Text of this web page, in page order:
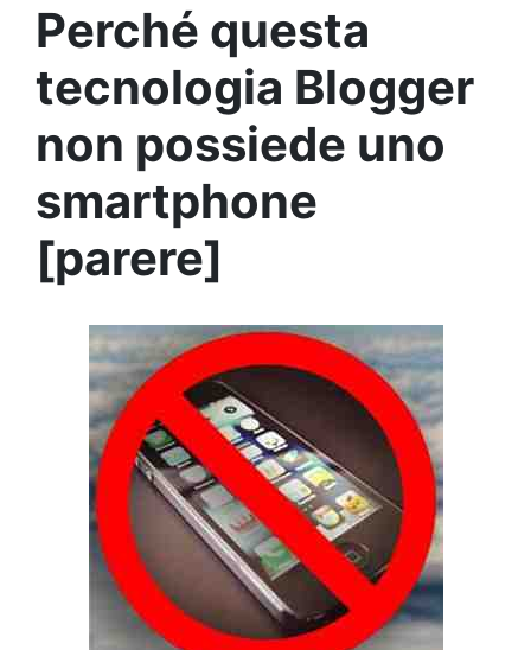
Perché questa
tecnologia Blogger
non possiede uno
smartphone
[parere]